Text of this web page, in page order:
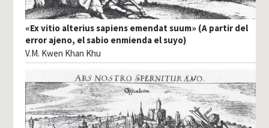
«Ex vitio alterius sapiens emendat suum» (A partir del
error ajeno, el sabio enmienda el suyo)
V.M. Kwen Khan Khu